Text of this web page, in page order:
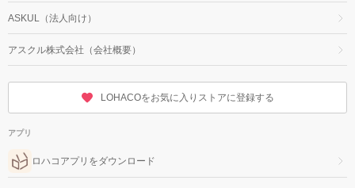
ASKUL（法人向け）
アスクル株式会社（会社概要）
LOHACOをお気に入りストアに登録する
アプリ
ロハコアプリをダウンロード